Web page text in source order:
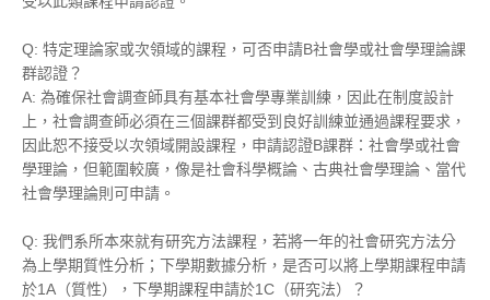
Q: 特定理論家或次領域的課程，可否申請B社會學或社會學理論課
群認證？
A: 為確保社會調查師具有基本社會學專業訓練，因此在制度設計
上，社會調查師必須在三個課群都受到良好訓練並通過課程要求，
因此恕不接受以次領域開設課程，申請認證B課群：社會學或社會
學理論，但範圍較廣，像是社會科學概論、古典社會學理論、當代
社會學理論則可申請。
Q: 我們系所本來就有研究方法課程，若將一年的社會研究方法分
為上學期質性分析；下學期數據分析 ，是否可以將上學期課程申請
於1A（質性），下學期課程申請於1C（研究法）？